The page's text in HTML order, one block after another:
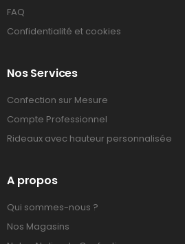
FAQ
Confidentialité et cookies
Nos Services
Confection sur Mesure
Compte Professionnel
Rideaux avec hauteur personnalisée
A propos
Qui sommes-nous ?
Nos Magasins